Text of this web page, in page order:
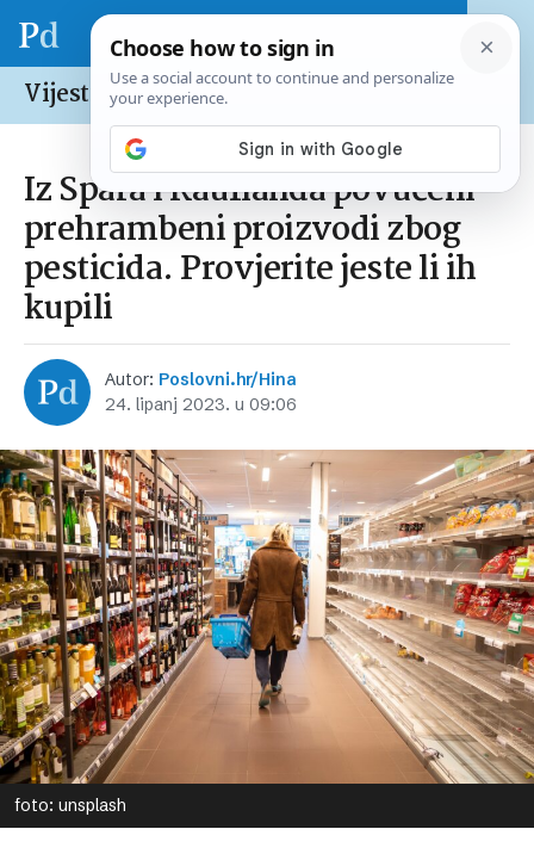
Vijesti /Hrvatska
Iz Spara i Kauflanda povučeni
prehrambeni proizvodi zbog
pesticida. Provjerite jeste li ih
kupili
Autor: Poslovni.hr/Hina
24. lipanj 2023. u 09:06
foto: unsplash